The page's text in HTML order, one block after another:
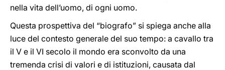
nella vita dell’uomo, di ogni uomo.
Questa prospettiva del “biografo” si spiega anche alla
luce del contesto generale del suo tempo: a cavallo tra
il V e il VI secolo il mondo era sconvolto da una
tremenda crisi di valori e di istituzioni, causata dal